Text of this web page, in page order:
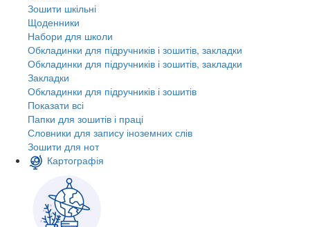
Зошити шкільні
Щоденники
Набори для школи
Обкладинки для підручників і зошитів, закладки
Обкладинки для підручників і зошитів, закладки
Закладки
Обкладинки для підручників і зошитів
Показати всі
Папки для зошитів і праці
Словники для запису іноземних слів
Зошити для нот
Картографія